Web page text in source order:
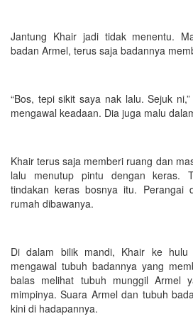
Jantung Khair jadi tidak menentu.
badan Armel, terus saja badannya
“Bos, tepi sikit saya nak lalu. Sejuk
mengawal keadaan. Dia juga malu
Khair terus saja memberi ruang dan
lalu menutup pintu dengan keras.
tindakan keras bosnya itu. Perangai
rumah dibawanya.
Di dalam bilik mandi, Khair ke
mengawal tubuh badannya yang
balas melihat tubuh munggil Armel
mimpinya. Suara Armel dan tubuh
kini di hadapannya.